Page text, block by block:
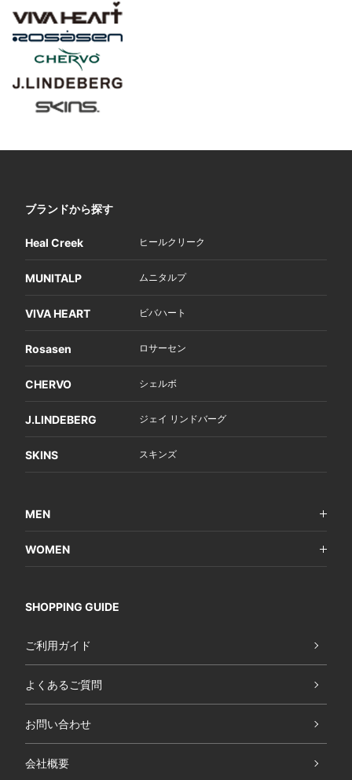
ブランドから探す
Heal Creek ヒールクリーク
MUNITALP ムニタルプ
VIVA HEART ビバハート
Rosasen ロサーセン
CHERVO シェルボ
J.LINDEBERG ジェイ リンドバーグ
SKINS スキンズ
MEN
WOMEN
SHOPPING GUIDE
ご利用ガイド
よくあるご質問
お問い合わせ
会社概要